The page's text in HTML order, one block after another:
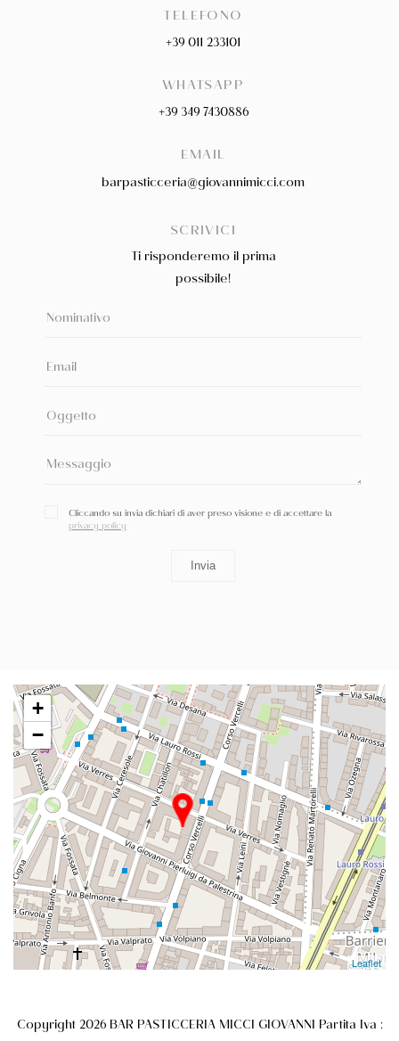
TELEFONO
+39 011 233101
WHATSAPP
+39 349 7430886
EMAIL
barpasticceria@giovannimicci.com
SCRIVICI
Ti risponderemo il prima
possibile!
Cliccando su invia dichiari di aver preso visione e di accettare la
privacy policy
+
−
Leaflet
Copyright 2026 BAR PASTICCERIA MICCI GIOVANNI Partita Iva :